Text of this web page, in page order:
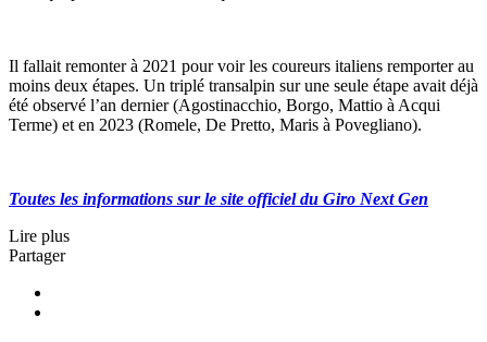
Il fallait remonter à 2021 pour voir les coureurs italiens remporter au
moins deux étapes. Un triplé transalpin sur une seule étape avait déjà
été observé l’an dernier (Agostinacchio, Borgo, Mattio à Acqui
Terme) et en 2023 (Romele, De Pretto, Maris à Povegliano).
Toutes les informations sur le site officiel du Giro Next Gen
Lire plus
Partager